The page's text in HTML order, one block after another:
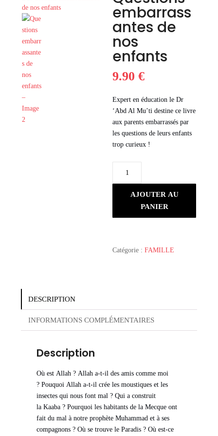
embarrass
antes de
nos
enfants
9.90€
Expert en éducation le Dr
‘Abd Al Mu’ti destine ce livre
aux parents embarrassés par
les questions de leurs enfants
trop curieux !
AJOUTER AU
PANIER
Catégorie :FAMILLE
DESCRIPTION
INFORMATIONS COMPLÉMENTAIRES
Description
Où est Allah ? Allah a-t-il des amis comme moi
? Pouquoi Allah a-t-il crée les moustiques et les
insectes qui nous font mal ? Qui a construit
la Kaaba ? Pourquoi les habitants de la Mecque ont
fait du mal à notre prophète Muhammad et à ses
compagnons ? Où se trouve le Paradis ? Où est-ce